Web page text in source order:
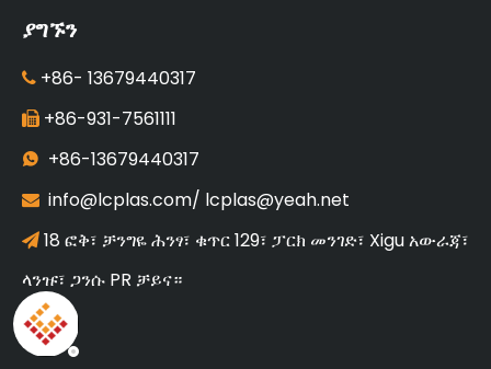
ያግኙን
 +86- 13679440317
 +86-931-7561111
 +86-13679440317
 info@lcplas.com/ lcplas@yeah.net
 18 ፎቅ፣ ቻንግዬ ሕንፃ፣ ቁጥር 129፣ ፓርክ መንገድ፣ Xigu አውራጃ፣
ላንዡ፣ ጋንሱ PR ቻይና።